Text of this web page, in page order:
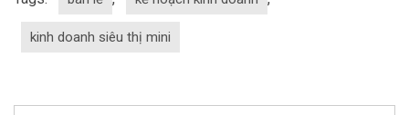
kinh doanh siêu thị mini